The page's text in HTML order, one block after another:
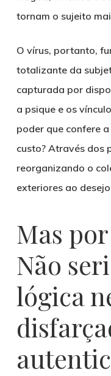
tornam o sujeito
O vírus, portanto,
totalizante da
capturada por
a psique e os
poder que confere
custo? Através dos
reorganizando o
exteriores ao
Mas
Não
lógica